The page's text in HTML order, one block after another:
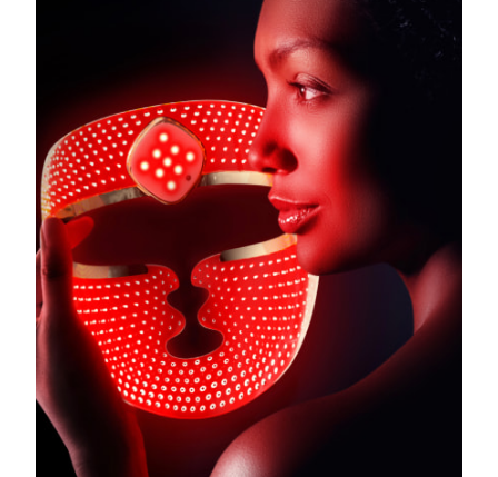
Förväntad leverans
Arabemiraten
Förväntad leverans
Storbritannien Förväntad leverans
USA Förväntad leverans
Uzbekistan Förväntad leverans 8/15/26
Vietnam Förväntad leverans 8/16/26